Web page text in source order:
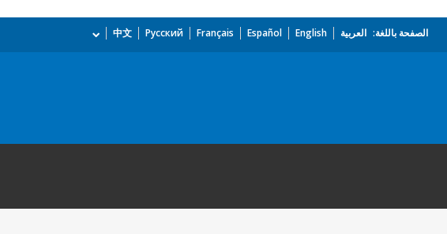
الصفحة باللغة: العربية English
Español
Français
Русский
中文